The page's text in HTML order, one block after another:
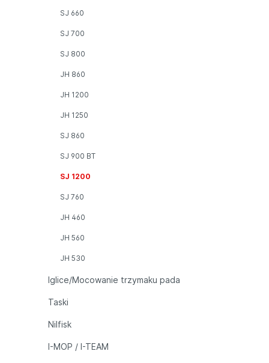
SJ 660
SJ 700
SJ 800
JH 860
JH 1200
JH 1250
SJ 860
SJ 900 BT
SJ 1200
SJ 760
JH 460
JH 560
JH 530
Iglice/Mocowanie trzymaku pada
Taski
Nilfisk
I-MOP / I-TEAM